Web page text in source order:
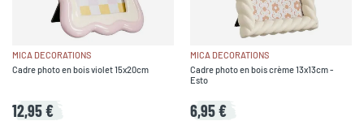
MICA DECORATIONS
Cadre photo en bois violet 15x20cm
12,95 €
MICA DECORATIONS
Cadre photo en bois crème 13x13cm -
Esto
6,95 €